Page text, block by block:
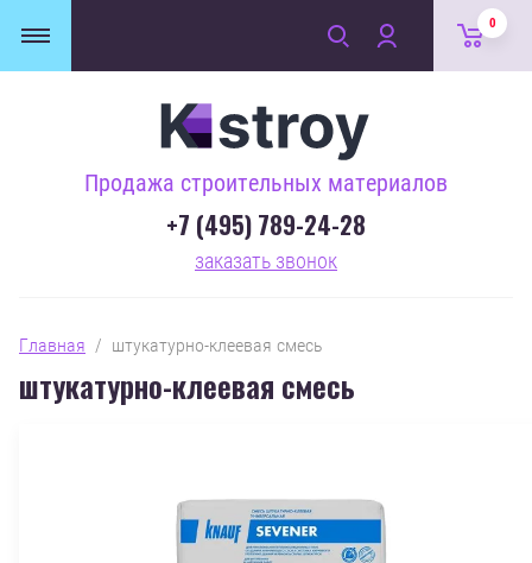
0
Продажа строительных материалов
+7 (495) 789-24-28
заказать звонок
Главная
  /  штукатурно-клеевая смесь
штукатурно-клеевая смесь